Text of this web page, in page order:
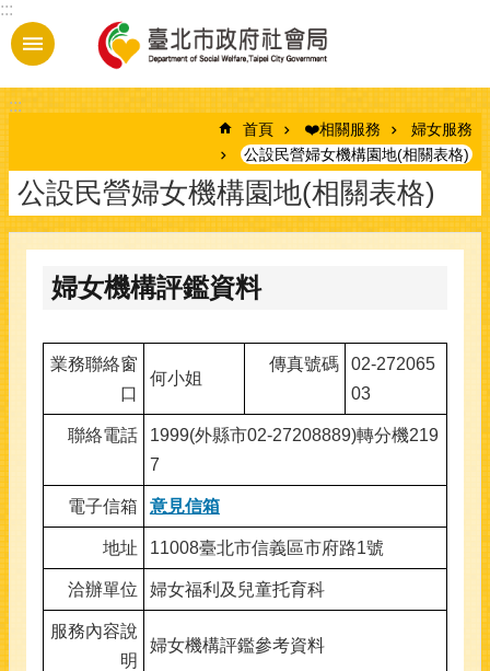
跳到主要內容區塊
:::
:::
首頁 ❤️相關服務
婦女服務
公設民營婦女機構園地(相關表格)
公設民營婦女機構園地(相關表格)
婦女機構評鑑資料
業務聯絡窗
口
何小姐
傳真號碼
02-272065
03
聯絡電話
1999(外縣市02-27208889)轉分機219
7
電子信箱 意見信箱
地址 11008臺北市信義區市府路1號
洽辦單位 婦女福利及兒童托育科
服務內容說
明
婦女機構評鑑參考資料